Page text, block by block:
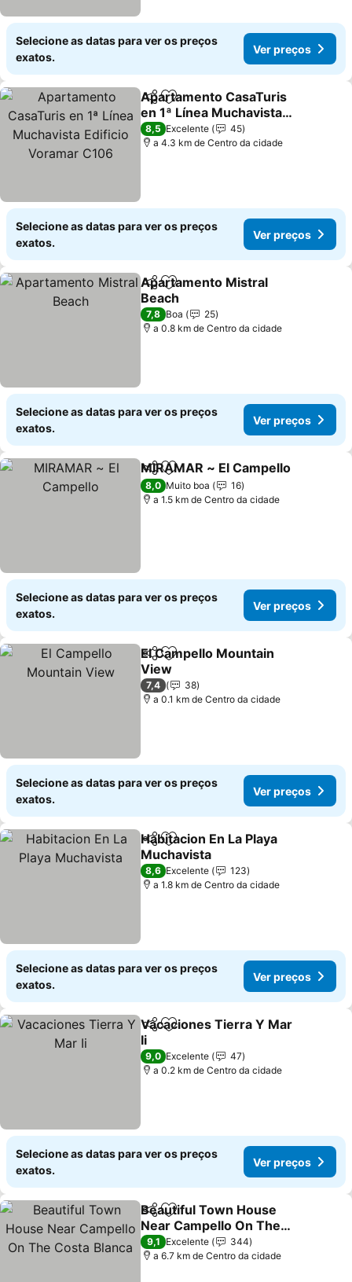
Selecione as datas para ver os preços
exatos.
Ver preços
PartilharAdicionar aos favoritos
Apartamento CasaTuris
en 1ª Línea Muchavista
Edificio Voramar C106
8,5 Excelente
45
a 4.3 km de Centro da cidade
Selecione as datas para ver os preços
exatos.
Ver preços
PartilharAdicionar aos favoritos
Apartamento Mistral
Beach
7,8 Boa
25
a 0.8 km de Centro da cidade
Selecione as datas para ver os preços
exatos.
Ver preços
PartilharAdicionar aos favoritos
MIRAMAR ~ El Campello
8,0 Muito boa
16
a 1.5 km de Centro da cidade
Selecione as datas para ver os preços
exatos.
Ver preços
PartilharAdicionar aos favoritos
El Campello Mountain
View
7,4
38
a 0.1 km de Centro da cidade
Selecione as datas para ver os preços
exatos.
Ver preços
PartilharAdicionar aos favoritos
Habitacion En La Playa
Muchavista
8,6 Excelente
123
a 1.8 km de Centro da cidade
Selecione as datas para ver os preços
exatos.
Ver preços
PartilharAdicionar aos favoritos
Vacaciones Tierra Y Mar
Ii
9,0 Excelente
47
a 0.2 km de Centro da cidade
Selecione as datas para ver os preços
exatos.
Ver preços
PartilharAdicionar aos favoritos
Beautiful Town House
Near Campello On The
Costa Blanca
9,1 Excelente
344
a 6.7 km de Centro da cidade